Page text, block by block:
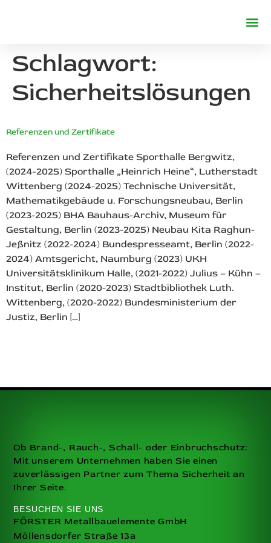
Schlagwort:
Sicherheitslösungen
Referenzen und Zertifikate
Referenzen und Zertifikate Sporthalle Bergwitz,
(2024-2025) Sporthalle „Heinrich Heine“, Lutherstadt
Wittenberg (2024-2025) Technische Universität,
Mathematikgebäude u. Forschungsneubau, Berlin
(2023-2025) BHA Bauhaus-Archiv, Museum für
Gestaltung, Berlin (2023-2025) Neubau Kita Raghun-
Jeßnitz (2022-2024) Bundespresseamt, Berlin (2022-
2024) Amtsgericht, Naumburg (2023) UKH
Universitätsklinikum Halle, (2021-2022) Julius – Kühn –
Institut, Berlin (2020-2023) Stadtbibliothek Luth.
Wittenberg, (2020-2022) Bundesministerium der
Justiz, Berlin […]
Ob Brand-, Rauch-, Schall- oder Einbruchschutz:
Mit unserem Unternehmen haben Sie einen
zuverlässigen Partner zum Thema Sicherheit an
Ihrer Seite.
BESUCHEN SIE UNS
FÖRSTER Metallbauelemente GmbH
Möllensdorfer Straße 13a